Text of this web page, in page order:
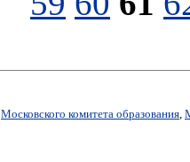
Московского комитета образования,